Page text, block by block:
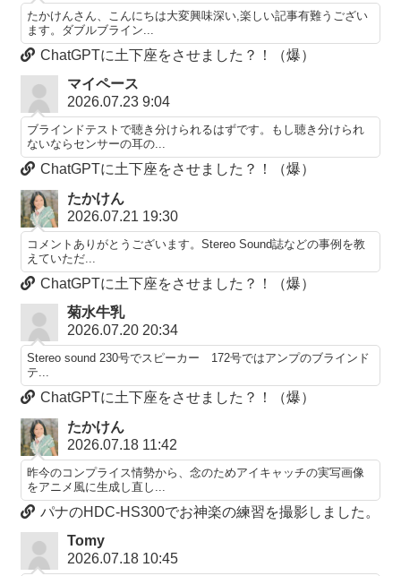
たかけんさん、こんにちは大変興味深い,楽しい記事有難うござい
ます。ダブルブライン...
ChatGPTに土下座をさせました？！（爆）
マイペース
2026.07.23 9:04
ブラインドテストで聴き分けられるはずです。もし聴き分けられ
ないならセンサーの耳の...
ChatGPTに土下座をさせました？！（爆）
たかけん
2026.07.21 19:30
コメントありがとうございます。Stereo Sound誌などの事例を教
えていただ...
ChatGPTに土下座をさせました？！（爆）
菊水牛乳
2026.07.20 20:34
Stereo sound 230号でスピーカー 172号ではアンプのブラインド
テ...
ChatGPTに土下座をさせました？！（爆）
たかけん
2026.07.18 11:42
昨今のコンプライス情勢から、念のためアイキャッチの実写画像
をアニメ風に生成し直し...
パナのHDC-HS300でお神楽の練習を撮影しました。
Tomy
2026.07.18 10:45